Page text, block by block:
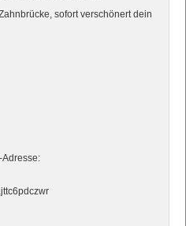
sofort verschönert dein